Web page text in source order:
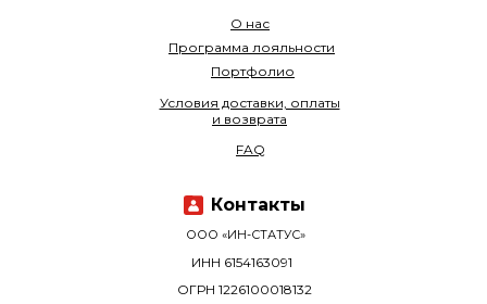
О нас
Программа лояльности
Портфолио
ООО «ИН-СТАТУС»
ОГРН 1226100018132
ИНН 6154163091
Условия доставки, оплаты
и возврата
FAQ
Контакты